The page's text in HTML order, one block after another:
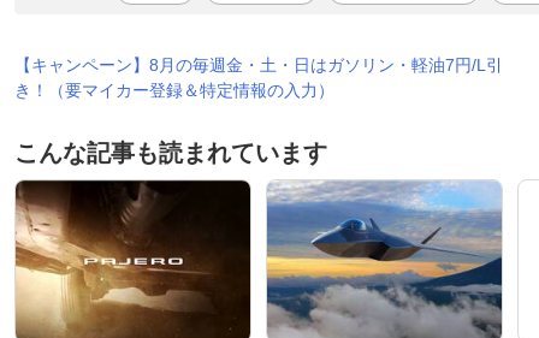
【キャンペーン】8月の毎週金・土・日はガソリン・軽油7円/L引
き！（要マイカー登録＆特定情報の入力）
こんな記事も読まれています